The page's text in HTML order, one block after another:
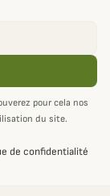
pour cela nos
du site.
de confidentialité